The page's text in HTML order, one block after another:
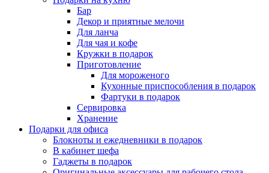
Бар
Декор и приятные мелочи
Для ланча
Для чая и кофе
Кружки в подарок
Приготовление
Для мороженого
Кухонные приспособления в подарок
Фартуки в подарок
Сервировка
Хранение
Подарки для офиса
Блокноты и ежедневники в подарок
В кабинет шефа
Гаджеты в подарок